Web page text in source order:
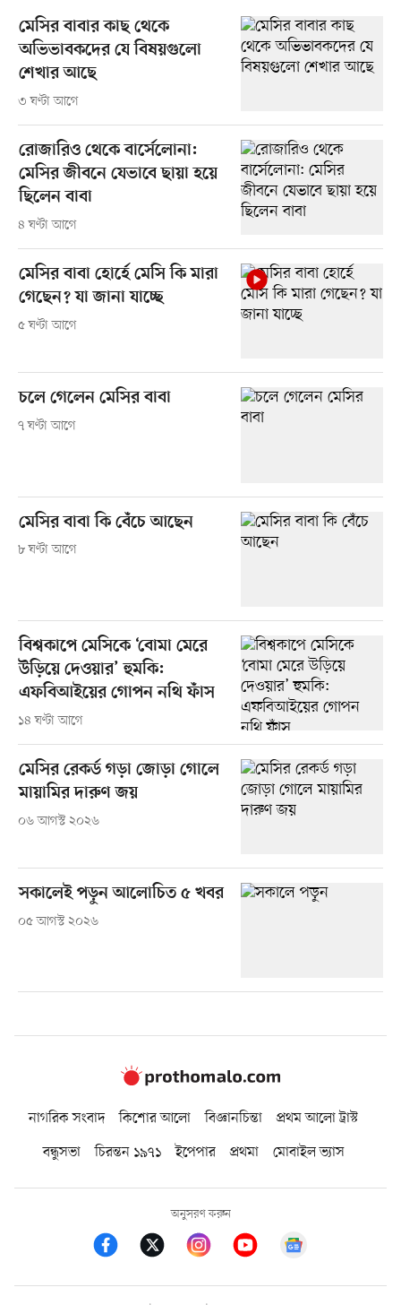
মেসির বাবার কাছ থেকে
অভিভাবকদের যে বিষয়গুলো
শেখার আছে
৩ ঘণ্টা আগে
রোজারিও থেকে বার্সেলোনা:
মেসির জীবনে যেভাবে ছায়া হয়ে
ছিলেন বাবা
৪ ঘণ্টা আগে
মেসির বাবা হোর্হে মেসি কি মারা
গেছেন? যা জানা যাচ্ছে
৫ ঘণ্টা আগে
চলে গেলেন মেসির বাবা
৭ ঘণ্টা আগে
মেসির বাবা কি বেঁচে আছেন
৮ ঘণ্টা আগে
বিশ্বকাপে মেসিকে ‘বোমা মেরে
উড়িয়ে দেওয়ার’ হুমকি:
এফবিআইয়ের গোপন নথি ফাঁস
১৪ ঘণ্টা আগে
মেসির রেকর্ড গড়া জোড়া গোলে
মায়ামির দারুণ জয়
০৬ আগস্ট ২০২৬
সকালেই পড়ুন আলোচিত ৫ খবর
০৫ আগস্ট ২০২৬
নাগরিক সংবাদ কিশোর আলো বিজ্ঞানচিন্তা
প্রথম আলো ট্রাস্ট
বন্ধুসভা
চিরন্তন ১৯৭১ ইপেপার প্রথমা মোবাইল ভ্যাস
অনুসরণ করুন